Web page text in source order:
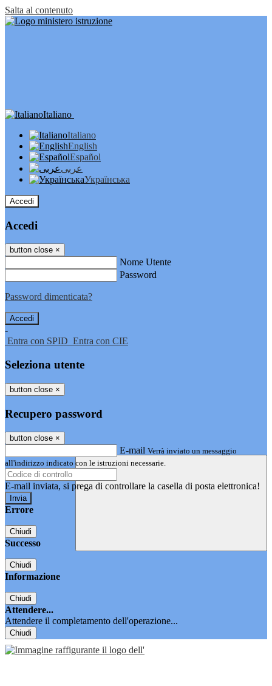
Salta al contenuto
Italiano
Italiano
English
Español
عربى
Українська
Accedi
Accedi
button close ×
Nome Utente
Password
Password dimenticata?
-
Entra con SPID Entra con CIE
Seleziona utente
button close ×
Recupero password
button close ×
E-mail Verrà inviato un messaggio
all'indirizzo indicato con le istruzioni necessarie.
E-mail inviata, si prega di controllare la casella di posta elettronica!
Errore
Chiudi
Successo
Chiudi
Informazione
Chiudi
Attendere...
Attendere il completamento dell'operazione...
Chiudi